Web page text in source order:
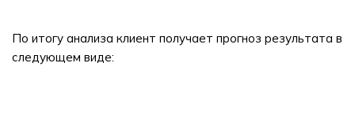
По итогу анализа клиент получает прогноз результата в
следующем виде: